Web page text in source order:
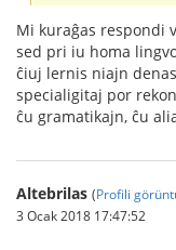
Mi kuraĝas respondi
sed pri iu homa
ĉiuj lernis niajn
specialigitaj por
ĉu gramatikajn, ĉu
Altebrilas (Profili
3 Ocak 2018 17:47:52